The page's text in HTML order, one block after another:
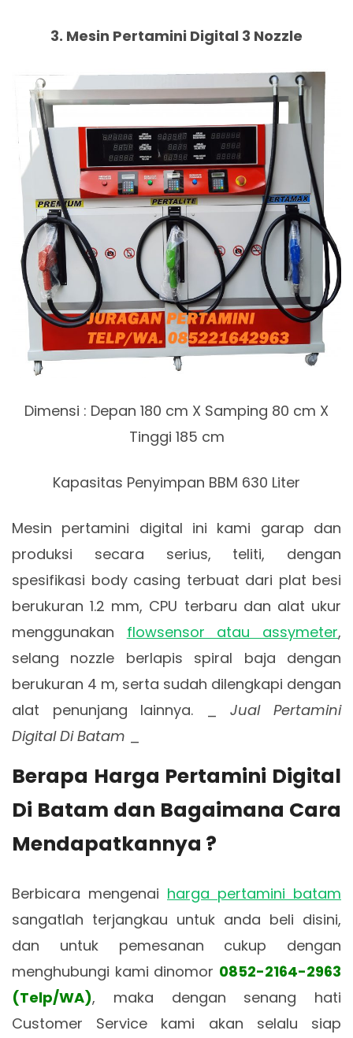
3. Mesin Pertamini Digital 3 Nozzle
Dimensi : Depan 180 cm X Samping 80 cm X
Tinggi 185 cm
Kapasitas Penyimpan BBM 630 Liter
Mesin pertamini digital ini kami garap dan
produksi secara serius, teliti, dengan
spesifikasi body casing terbuat dari plat besi
berukuran 1.2 mm, CPU terbaru dan alat ukur
menggunakan flowsensor atau assymeter,
selang nozzle berlapis spiral baja dengan
berukuran 4 m, serta sudah dilengkapi dengan
alat penunjang lainnya. _Jual Pertamini
Digital Di Batam
Berapa Harga Pertamini Digital
Di Batam dan Bagaimana Cara
Mendapatkannya ?
Berbicara mengenai harga pertamini batam
sangatlah terjangkau untuk anda beli disini,
dan untuk pemesanan cukup dengan
menghubungi kami dinomor 0852-2164-2963
(Telp/WA), maka dengan senang hati
Customer Service kami akan selalu siap